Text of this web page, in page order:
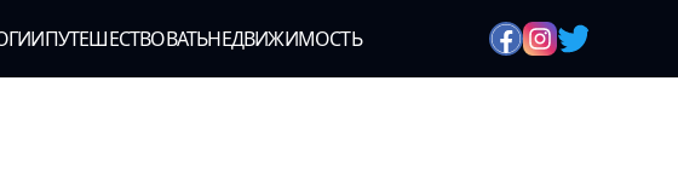
ПУТЕШЕСТВОВАТЬНЕДВИЖИМОСТЬ